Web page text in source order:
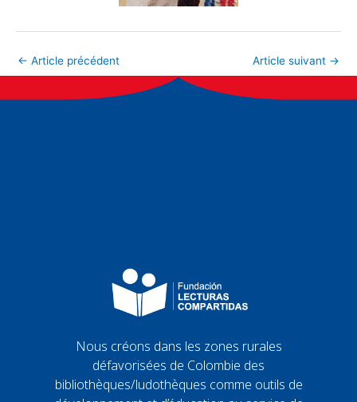
← Article précédent Article suivant →
Nous créons dans les zones rurales
défavorisées de Colombie des
bibliothèques/ludothèques comme outils de